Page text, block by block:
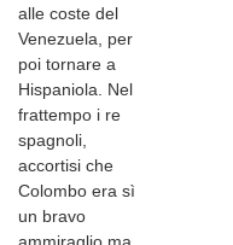
alle coste del
Venezuela, per
poi tornare a
Hispaniola. Nel
frattempo i re
spagnoli,
accortisi che
Colombo era sì
un bravo